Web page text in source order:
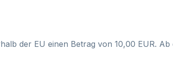
der EU einen Betrag von 10,00 EUR.